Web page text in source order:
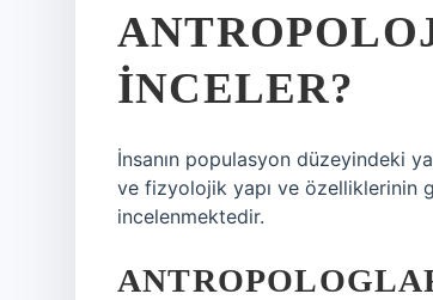
INCELER?
İnsanın populasyon düzeyindeki
ve fizyolojik yapı ve özelliklerinin
incelenmektedir.